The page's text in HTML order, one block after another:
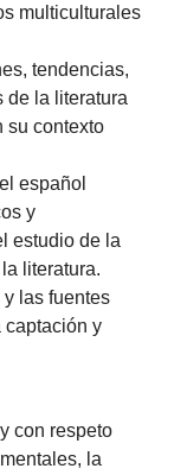
multiculturales
tendencias,
de la literatura
su contexto
español
y
estudio de la
literatura.
las fuentes
captación y
con respeto
la